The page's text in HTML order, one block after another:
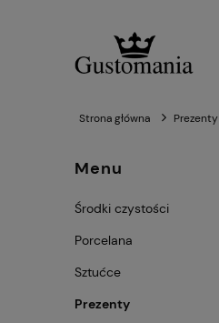
Strona główna Prezenty
Menu
Środki czystości
Porcelana
Sztućce
Prezenty